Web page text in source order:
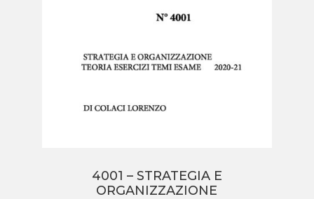
4001 – STRATEGIA E
ORGANIZZAZIONE